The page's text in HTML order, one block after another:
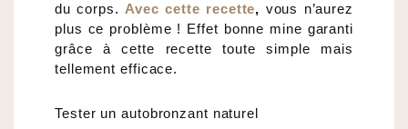
du corps. Avec cette recette, vous n’aurez
plus ce problème ! Effet bonne mine garanti
grâce à cette recette toute simple mais
tellement efficace.
Tester un autobronzant naturel